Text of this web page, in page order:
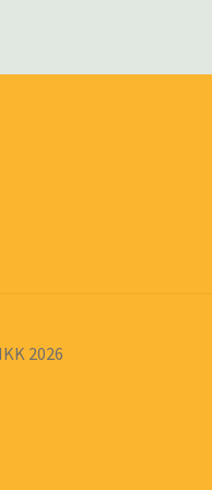
2026